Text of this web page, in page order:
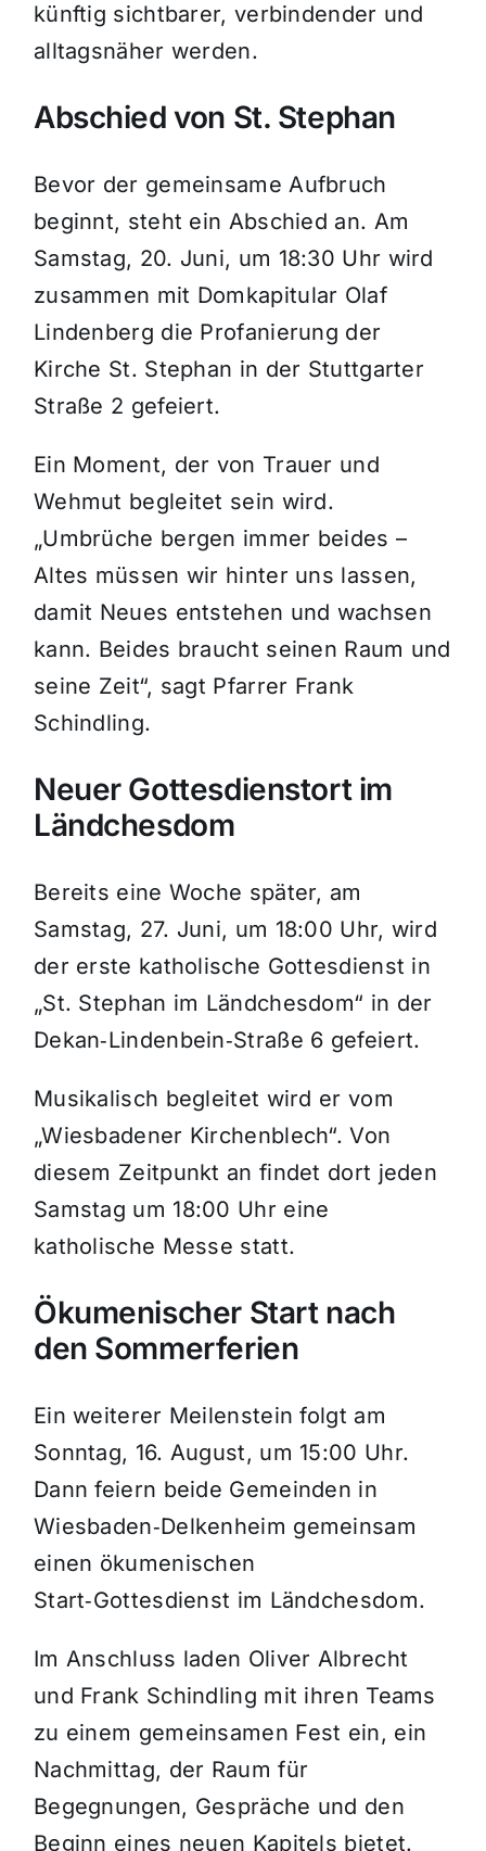
künftig sichtbarer, verbindender und
alltagsnäher werden.
Abschied von St. Stephan
Bevor der gemeinsame Aufbruch
beginnt, steht ein Abschied an. Am
Samstag, 20. Juni, um 18:30 Uhr wird
zusammen mit Domkapitular Olaf
Lindenberg die Profanierung der
Kirche St. Stephan in der Stuttgarter
Straße 2 gefeiert.
Ein Moment, der von Trauer und
Wehmut begleitet sein wird.
„Umbrüche bergen immer beides –
Altes müssen wir hinter uns lassen,
damit Neues entstehen und wachsen
kann. Beides braucht seinen Raum und
seine Zeit“, sagt Pfarrer Frank
Schindling.
Neuer Gottesdienstort im
Ländchesdom
Bereits eine Woche später, am
Samstag, 27. Juni, um 18:00 Uhr, wird
der erste katholische Gottesdienst in
„St. Stephan im Ländchesdom“ in der
Dekan‑Lindenbein‑Straße 6 gefeiert.
Musikalisch begleitet wird er vom
„Wiesbadener Kirchenblech“. Von
diesem Zeitpunkt an findet dort jeden
Samstag um 18:00 Uhr eine
katholische Messe statt.
Ökumenischer Start nach
den Sommerferien
Ein weiterer Meilenstein folgt am
Sonntag, 16. August, um 15:00 Uhr.
Dann feiern beide Gemeinden in
Wiesbaden‑Delkenheim gemeinsam
einen ökumenischen
Start‑Gottesdienst im Ländchesdom.
Im Anschluss laden Oliver Albrecht
und Frank Schindling mit ihren Teams
zu einem gemeinsamen Fest ein, ein
Nachmittag, der Raum für
Begegnungen, Gespräche und den
Beginn eines neuen Kapitels bietet.